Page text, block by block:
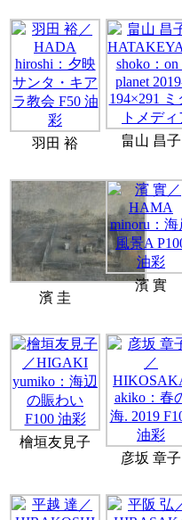
羽田 裕 畠山 昌子
濱 圭
濱 實
檜垣友見子
彦坂 章子